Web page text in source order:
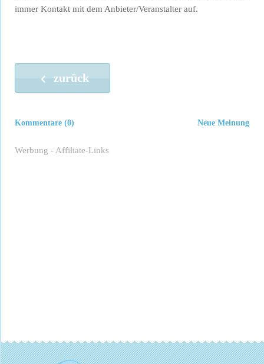
immer Kontakt mit dem Anbieter/Veranstalter auf.
zurück
Neue Meinung
Kommentare (0)
Werbung - Affiliate-Links